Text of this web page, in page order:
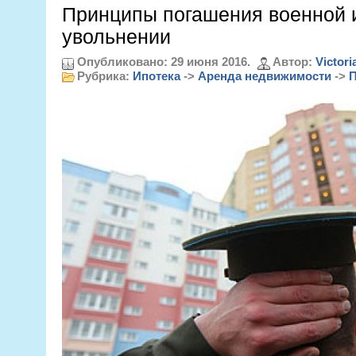
Принципы погашения военной
увольнении
Опубликовано: 29 июня 2016. Автор:
Рубрика: Ипотека-> Аренда недвижимости->